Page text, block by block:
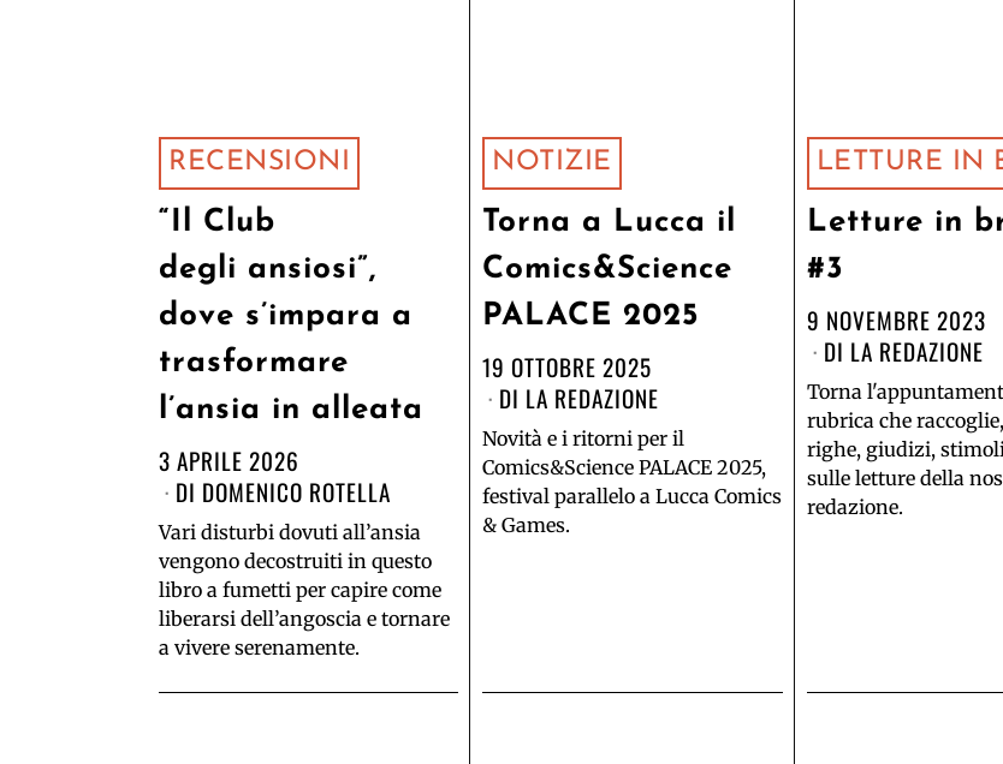
RECENSIONI
“Il Club
degli ansiosi”,
dove s’impara a
trasformare
l’ansia in alleata
3 APRILE 2026
DI DOMENICO ROTELLA
Vari disturbi dovuti all’ansia
vengono decostruiti in questo
libro a fumetti per capire come
liberarsi dell’angoscia e tornare
a vivere serenamente.
NOTIZIE
Torna a Lucca il
Comics&Science
PALACE 2025
19 OTTOBRE 2025
DI LA REDAZIONE
Novità e i ritorni per il
Comics&Science PALACE 2025,
festival parallelo a Lucca Comics
& Games.
LETTURE IN
Letture in
#3
9 NOVEMBRE 2023
DI LA REDAZIONE
Torna
rubrica che
righe, giudizi,
sulle letture della
redazione.